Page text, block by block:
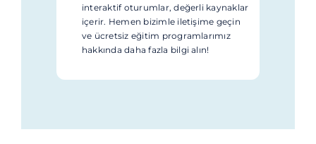
interaktif oturumlar, değerli kaynaklar
içerir. Hemen bizimle iletişime geçin
ve ücretsiz eğitim programlarımız
hakkında daha fazla bilgi alın!